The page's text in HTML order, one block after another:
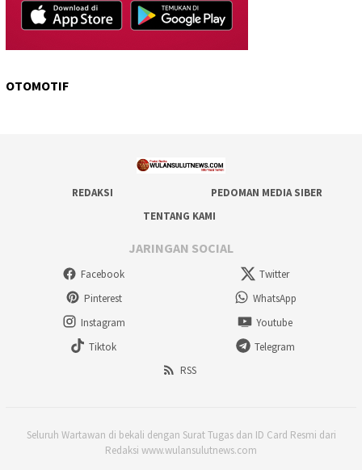
OTOMOTIF
REDAKSI
PEDOMAN MEDIA SIBER
TENTANG KAMI
JARINGAN SOCIAL
Facebook
Twitter
Pinterest
WhatsApp
Instagram
Youtube
Tiktok
Telegram
RSS
Seluruh Wartawan di bekali dengan Surat Tugas dan ID Card Resmi dari
Redaksi www.wulansulutnews.com